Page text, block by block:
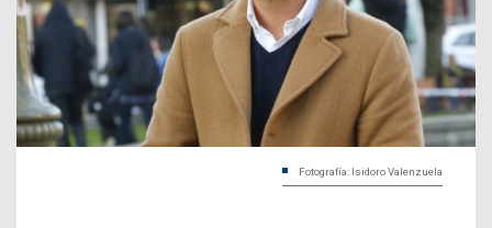
Fotografía: Isidoro Valenzuela